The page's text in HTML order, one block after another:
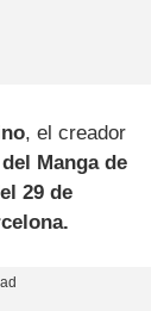
, el creador
Manga de
29 de